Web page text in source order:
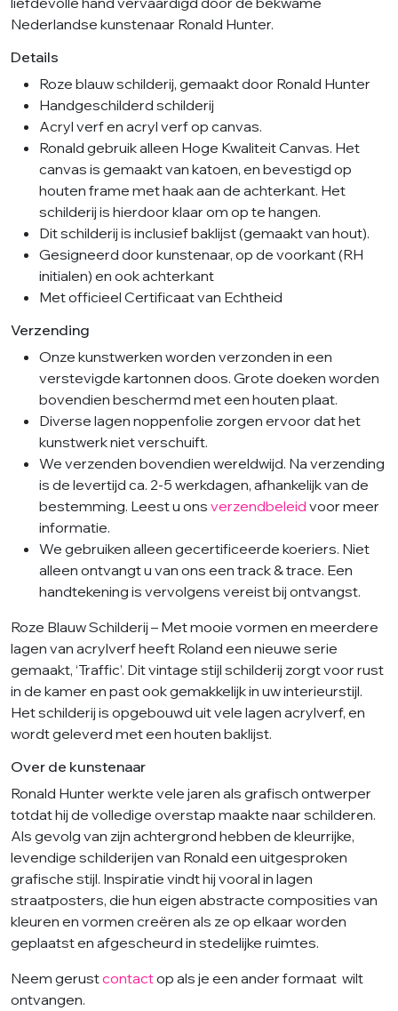
Nederlandse kunstenaar Ronald Hunter.
Details
Roze blauw schilderij, gemaakt door Ronald Hunter
Handgeschilderd schilderij
Acryl verf en acryl verf op canvas.
Ronald gebruik alleen Hoge Kwaliteit Canvas. Het
canvas is gemaakt van katoen, en bevestigd op
houten frame met haak aan de achterkant. Het
schilderij is hierdoor klaar om op te hangen.
Dit schilderij is inclusief baklijst (gemaakt van hout).
Gesigneerd door kunstenaar, op de voorkant (RH
initialen) en ook achterkant
Met officieel Certificaat van Echtheid
Verzending
Onze kunstwerken worden verzonden in een
verstevigde kartonnen doos. Grote doeken worden
bovendien beschermd met een houten plaat.
Diverse lagen noppenfolie zorgen ervoor dat het
kunstwerk niet verschuift.
We verzenden bovendien wereldwijd. Na verzending
is de levertijd ca. 2-5 werkdagen, afhankelijk van de
bestemming. Leest u ons verzendbeleid voor meer
informatie.
We gebruiken alleen gecertificeerde koeriers. Niet
alleen ontvangt u van ons een track & trace. Een
handtekening is vervolgens vereist bij ontvangst.
Roze Blauw Schilderij – Met mooie vormen en meerdere
lagen van acrylverf heeft Roland een nieuwe serie
gemaakt, ‘Traffic’. Dit vintage stijl schilderij zorgt voor rust
in de kamer en past ook gemakkelijk in uw interieurstijl.
Het schilderij is opgebouwd uit vele lagen acrylverf, en
wordt geleverd met een houten baklijst.
Over de kunstenaar
Ronald Hunter werkte vele jaren als grafisch ontwerper
totdat hij de volledige overstap maakte naar schilderen.
Als gevolg van zijn achtergrond hebben de kleurrijke,
levendige schilderijen van Ronald een uitgesproken
grafische stijl. Inspiratie vindt hij vooral in lagen
straatposters, die hun eigen abstracte composities van
kleuren en vormen creëren als ze op elkaar worden
geplaatst en afgescheurd in stedelijke ruimtes.
Neem gerustcontactop als je een ander formaat wilt
ontvangen.